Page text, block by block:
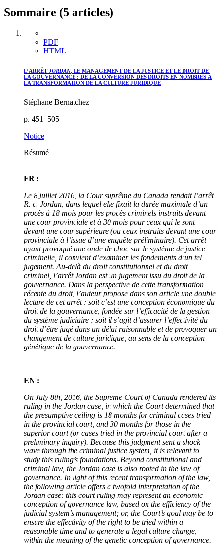
Sommaire (5 articles)
PDF
HTML
L’ARRÊTJORDAN, LE MANAGEMENT DE LA JUSTICE ET LE DROIT DE
LA GOUVERNANCE : DE LA CONVERSION DES DROITS EN NOMBRES À
LA TRANSFORMATION DE LA CULTURE JURIDIQUE
Stéphane Bernatchez
p. 451–505
Notice
Résumé
FR :
Le 8 juillet 2016, la Cour suprême du Canada rendait l’arrêt
R. c. Jordan, dans lequel elle fixait la durée maximale d’un
procès à 18 mois pour les procès criminels instruits devant
une cour provinciale et à 30 mois pour ceux qui le sont
devant une cour supérieure (ou ceux instruits devant une cour
provinciale à l’issue d’une enquête préliminaire). Cet arrêt
ayant provoqué une onde de choc sur le système de justice
criminelle, il convient d’examiner les fondements d’un tel
jugement. Au-delà du droit constitutionnel et du droit
criminel, l’arrêt Jordan est un jugement issu du droit de la
gouvernance. Dans la perspective de cette transformation
récente du droit, l’auteur propose dans son article une double
lecture de cet arrêt : soit c’est une conception économique du
droit de la gouvernance, fondée sur l’efficacité de la gestion
du système judiciaire ; soit il s’agit d’assurer l’effectivité du
droit d’être jugé dans un délai raisonnable et de provoquer un
changement de culture juridique, au sens de la conception
génétique de la gouvernance.
EN :
On July 8th, 2016, the Supreme Court of Canada rendered its
ruling in the Jordan case, in which the Court determined that
the presumptive ceiling is 18 months for criminal cases tried
in the provincial court, and 30 months for those in the
superior court (or cases tried in the provincial court after a
preliminary inquiry). Because this judgment sent a shock
wave through the criminal justice system, it is relevant to
study this ruling’s foundations. Beyond constitutional and
criminal law, the Jordan case is also rooted in the law of
governance. In light of this recent transformation of the law,
the following article offers a twofold interpretation of the
Jordan case: this court ruling may represent an economic
conception of governance law, based on the efficiency of the
judicial system’s management; or, the Court’s goal may be to
ensure the effectivity of the right to be tried within a
reasonable time and to generate a legal culture change,
within the meaning of the genetic conception of governance.